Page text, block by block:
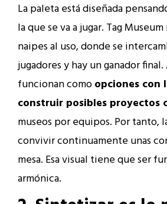
La paleta está diseñada
la que se va a jugar. Tag
naipes al uso, donde se
jugadores y hay un ganador
funcionan comoopciones con
construir posibles proyectos
museos por equipos. Por tanto,
convivir continuamente unas
mesa. Esa visual tiene que ser
armónica.